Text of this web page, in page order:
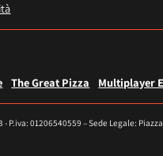
The Great Pizza Multiplayer
01206540559 – Sede Legale: